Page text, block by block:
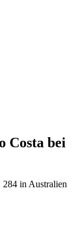
Costa bei